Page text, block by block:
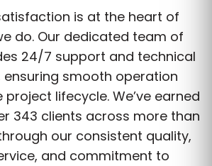
is at the heart of
do. Our dedicated team of
24/7 support and technical
ensuring smooth operation
lifecycle. We’ve earned
343 clients across more than
our consistent quality,
and commitment to